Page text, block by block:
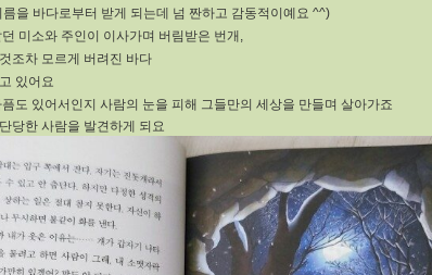
을 바다로부터 받게 되는데 넘 짠하고 감동적이예요 ^^)
미소와 주인이 이사가며 버림받은 번개,
조차 모르게 버려진 바다
있어요
도 있어서인지 사람의 눈을 피해 그들만의 세상을 만들며 살아가죠
당한 사람을 발견하게 되요